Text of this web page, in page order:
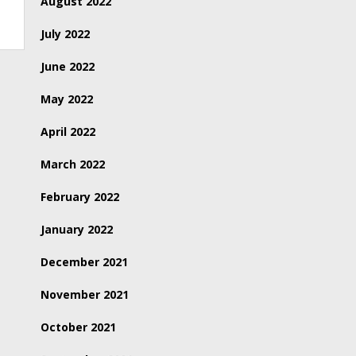
July 2022
June 2022
May 2022
April 2022
March 2022
February 2022
January 2022
December 2021
November 2021
October 2021